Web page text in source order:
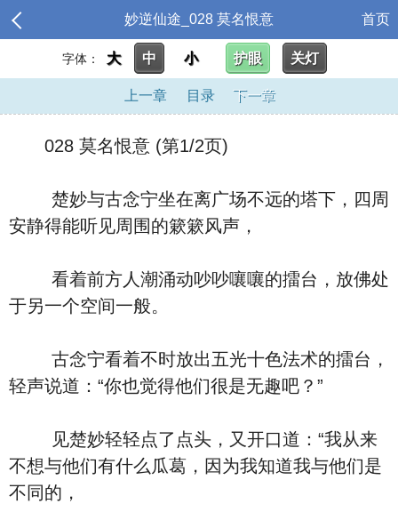
妙逆仙途_028 莫名恨意 首页
字体： 大 中 小 护眼 关灯
上一章 目录 下一章
028 莫名恨意 (第1/2页)
楚妙与古念宁坐在离广场不远的塔下，四周
安静得能听见周围的簌簌风声，
看着前方人潮涌动吵吵嚷嚷的擂台，放佛处
于另一个空间一般。
古念宁看着不时放出五光十色法术的擂台，
轻声说道：“你也觉得他们很是无趣吧？”
见楚妙轻轻点了点头，又开口道：“我从来
不想与他们有什么瓜葛，因为我知道我与他们是
不同的，